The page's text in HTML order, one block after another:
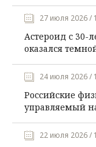
27 июля 2026 /
Астероид с 30-
оказался
24 июля 2026 /
Российские
управляемый
22 июля 2026 /